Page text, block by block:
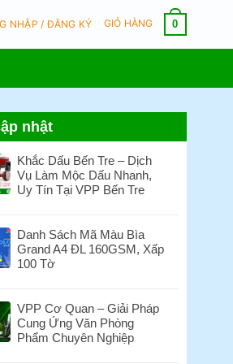
NHẬP / ĐĂNG KÝ GIỎ HÀNG 0
nhật
Khắc Dấu Bến Tre – Dịch
Vụ Làm Mộc Dấu Nhanh,
Uy Tín Tại VPP Bến Tre
bình
luận
ở
Bến
Tre
–
Danh Sách Mã Màu Bìa
Grand A4 ĐL 160GSM, Xấp
100 Tờ
bình
luận
ở
VPP Cơ Quan – Giải Pháp
Cung Ứng Văn Phòng
Phẩm Chuyên Nghiệp